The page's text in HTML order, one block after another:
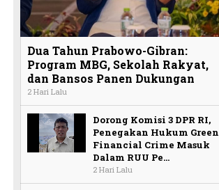
Dua Tahun Prabowo-Gibran:
Program MBG, Sekolah Rakyat,
dan Bansos Panen Dukungan
2 Hari Lalu
Dorong Komisi 3 DPR RI,
Penegakan Hukum Green
Financial Crime Masuk
Dalam RUU Pe…
2 Hari Lalu